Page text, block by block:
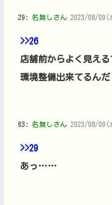
29: 名無しさん 2023/08/09(
>>26
店舗前からよく見える
環境整備出来てるんだ
63: 名無しさん 2023/08/09(
>>29
あっ……